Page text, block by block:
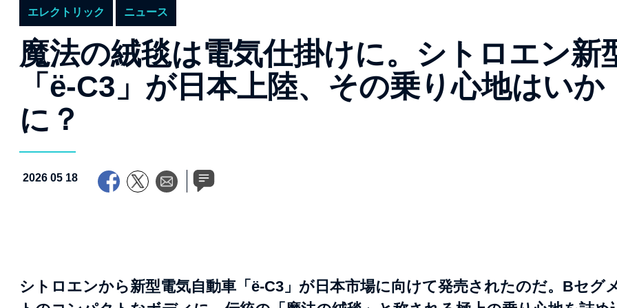
エレクトリック ニュース
魔法の絨毯は電気仕掛けに。シトロエン新
「ë-C3」が日本上陸、その乗り心地はいか
に？
2026 05 18
シトロエンから新型電気自動車「ë-C3」が日本市場に向けて発売されたのだ。Bセグ